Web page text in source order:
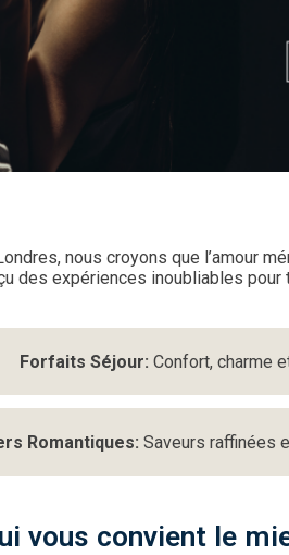
nous croyons que l’amour
des expériences inoubliables
Forfaits Séjour: Confort, charme
Romantiques: Saveurs raffinées
vous convient le